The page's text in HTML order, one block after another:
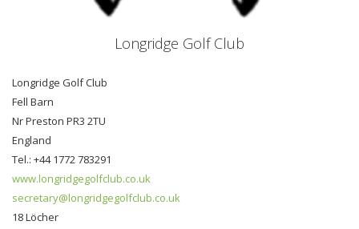
Longridge Golf Club
Longridge Golf Club
Fell Barn
Nr Preston PR3 2TU
England
Tel.: +44 1772 783291
www.longridgegolfclub.co.uk
secretary@longridgegolfclub.co.uk
18 Löcher